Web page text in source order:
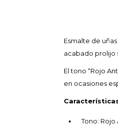
Esmalte de
acabado prolijo
El tono “Rojo
en ocasiones
Tono: Rojo